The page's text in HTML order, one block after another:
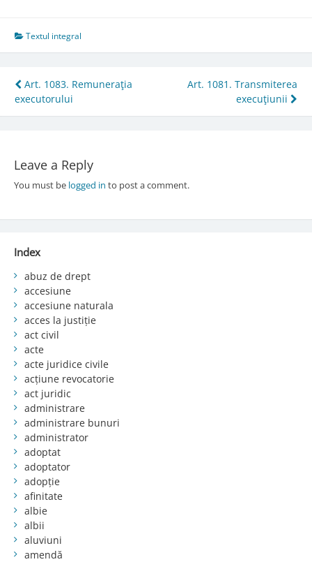
Textul integral
Post
navigation
Art. 1083. Remuneraţia
executorului
Art. 1081. Transmiterea
execuţiunii
Leave a Reply
You must be logged in to post a comment.
Index
abuz de drept
accesiune
accesiune naturala
acces la justiție
act civil
acte
acte juridice civile
acțiune revocatorie
act juridic
administrare
administrare bunuri
administrator
adoptat
adoptator
adopție
afinitate
albie
albii
aluviuni
amendă